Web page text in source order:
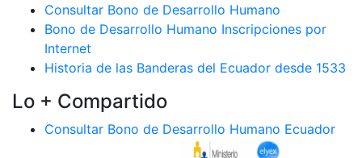
Consultar Bono de Desarrollo Humano
Bono de Desarrollo Humano Inscripciones por
Internet
Historia de las Banderas del Ecuador desde 1533
Lo + Compartido
Consultar Bono de Desarrollo Humano Ecuador